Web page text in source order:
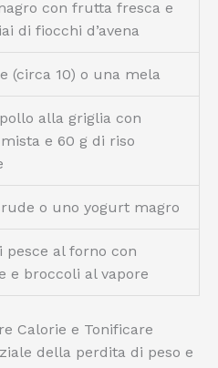
con frutta fresca e
di fiocchi d’avena
(circa 10) o una mela
alla griglia con
e 60 g di riso
o uno yogurt magro
pesce al forno con
e broccoli al vapore
Calorie e Tonificare
della perdita di peso e